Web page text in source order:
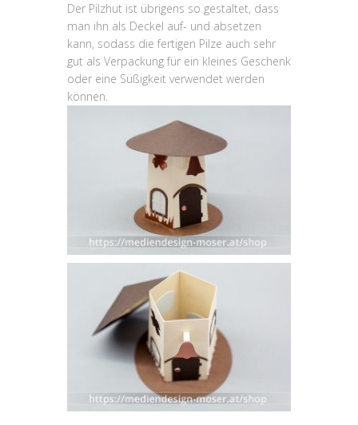
Der Pilzhut ist übrigens so gestaltet, dass
man ihn als Deckel auf- und absetzen
kann, sodass die fertigen Pilze auch sehr
gut als Verpackung für ein kleines Geschenk
oder eine Süßigkeit verwendet werden
können.